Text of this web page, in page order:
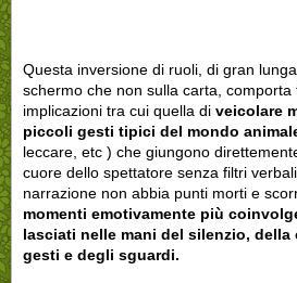
Questa inversione di ruoli, di gran
schermo che non sulla carta, comporta
implicazioni tra cui quella di veicolare
piccoli gesti tipici del mondo
leccare, etc ) che giungono
cuore dello spettatore senza filtri
narrazione non abbia punti morti e
momenti emotivamente più
lasciati nelle mani del silenzio, della
gesti e degli sguardi.